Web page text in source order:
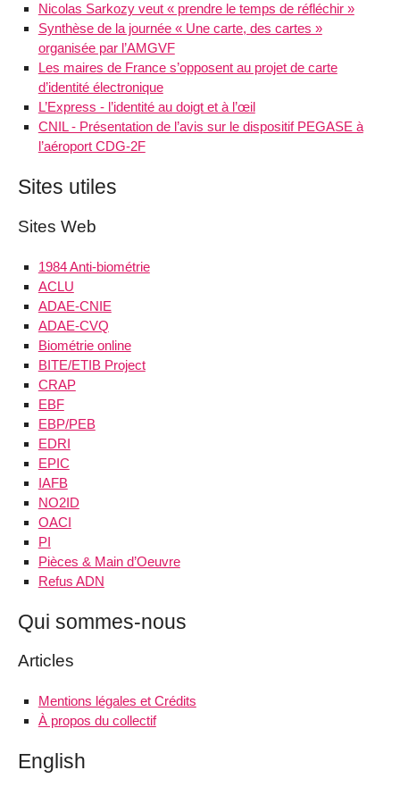
Nicolas Sarkozy veut « prendre le temps de réfléchir »
Synthèse de la journée « Une carte, des cartes »
organisée par l’AMGVF
Les maires de France s’opposent au projet de carte
d’identité électronique
L’Express - l’identité au doigt et à l’œil
CNIL - Présentation de l’avis sur le dispositif PEGASE à
l’aéroport CDG-2F
Sites utiles
Sites Web
1984 Anti-biométrie
ACLU
ADAE-CNIE
ADAE-CVQ
Biométrie online
BITE/ETIB Project
CRAP
EBF
EBP/PEB
EDRI
EPIC
IAFB
NO2ID
OACI
PI
Pièces & Main d’Oeuvre
Refus ADN
Qui sommes-nous
Articles
Mentions légales et Crédits
À propos du collectif
English